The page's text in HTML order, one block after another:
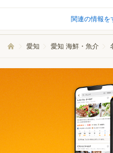
関連の情報を
愛知 愛知 海鮮・魚介